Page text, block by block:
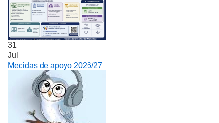
31
Jul
Medidas de apoyo 2026/27